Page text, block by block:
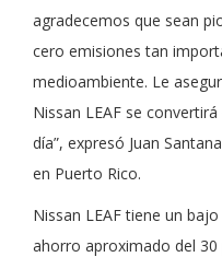
agradecemos que sean
cero emisiones tan
medioambiente. Le
Nissan LEAF se
día”, expresó Juan
en Puerto Rico.
Nissan LEAF tiene un
ahorro aproximado del